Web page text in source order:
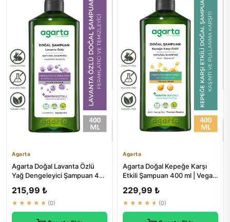
Agarta
Agarta Doğal Lavanta Özlü
Yağ Dengeleyici Şampuan 400
215,99 ₺
★★★★★ (0)
Agarta
Agarta Doğal Kepeğe Karşı
Etkili Şampuan 400 ml | Vegan
229,99 ₺
★★★★★ (0)